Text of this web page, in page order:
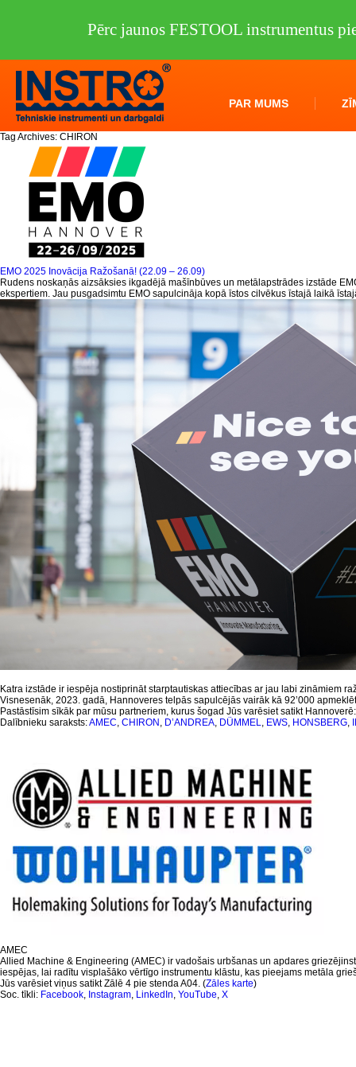
PAR MUMS
Tag Archives: CHIRON
EMO 2025 Inovācija Ražošanā! (22.09 – 26.09)
Rudens noskaņās aizsāksies ikgadējā mašīnbūves un metālapstrādes izstāde
ekspertiem. Jau pusgadsimtu EMO sapulcināja kopā īstos cilvēkus īstajā laikā
Katra izstāde ir iespēja nostiprināt starptautiskas attiecības ar jau labi zināmiem
Visnesenāk, 2023. gadā, Hannoveres telpās sapulcējās vairāk kā 92’000
Pastāstīsim sīkāk par mūsu partneriem, kurus šogad Jūs varēsiet satikt Hannoverē:
Dalībnieku saraksts:AMEC, CHIRON , D’ANDREA, DÜMMEL, EWS, HONSBERG,
AMEC
Allied Machine & Engineering (AMEC) ir vadošais urbšanas un apdares
iespējas, lai radītu visplašāko vērtīgo instrumentu klāstu, kas pieejams metāla
Jūs varēsiet viņus satikt Zālē 4 pie stenda A04. (Zāles karte)
Soc. tīkli: Facebook, Instagram, LinkedIn, YouTube, X
Pērc jaunos FESTOOL instrumentus